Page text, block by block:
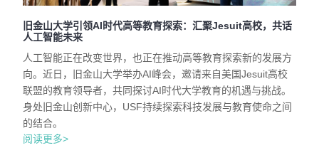
旧金山大学引领AI时代高等教育探索：汇聚Jesuit高校，共话
人工智能未来
人工智能正在改变世界，也正在推动高等教育探索新的发展方
向。近日，旧金山大学举办AI峰会，邀请来自美国Jesuit高校
联盟的教育领导者，共同探讨AI时代大学教育的机遇与挑战。
身处旧金山创新中心，USF持续探索科技发展与教育使命之间
的结合。
阅读更多>